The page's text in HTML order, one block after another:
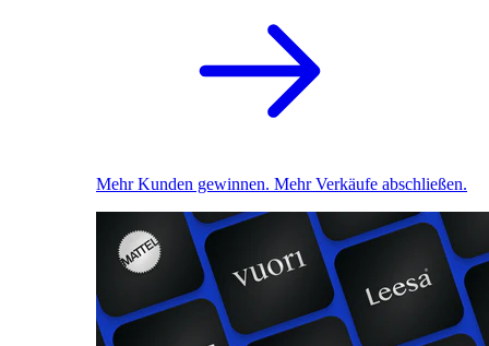
Mehr Kunden gewinnen. Mehr Verkäufe abschließen.